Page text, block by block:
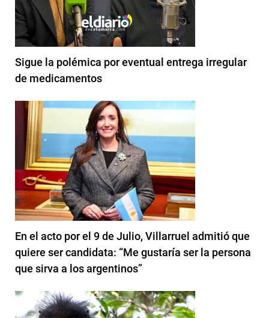
Sigue la polémica por eventual entrega irregular
de medicamentos
En el acto por el 9 de Julio, Villarruel admitió que
quiere ser candidata: “Me gustaría ser la persona
que sirva a los argentinos”